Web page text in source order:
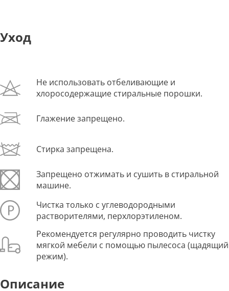
Уход
Не использовать отбеливающие и
хлоросодержащие стиральные порошки.
Глажение запрещено.
Стирка запрещена.
Запрещено отжимать и сушить в стиральной
машине.
Чистка только с углеводородными
растворителями, перхлорэтиленом.
Рекомендуется регулярно проводить чистку
мягкой мебели с помощью пылесоса (щадящий
режим).
Описание